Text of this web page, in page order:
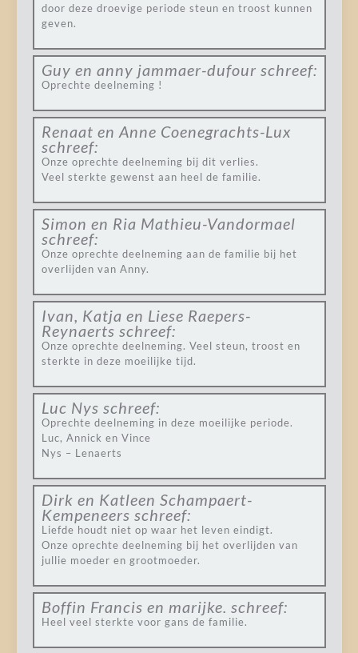
door deze droevige periode steun en troost kunnen
geven.
Guy en anny jammaer-dufour schreef:
Oprechte deelneming !
Renaat en Anne Coenegrachts-Lux
schreef:
Onze oprechte deelneming bij dit verlies.
Veel sterkte gewenst aan heel de familie.
Simon en Ria Mathieu-Vandormael
schreef:
Onze oprechte deelneming aan de familie bij het
overlijden van Anny.
Ivan, Katja en Liese Raepers-
Reynaerts schreef:
Onze oprechte deelneming. Veel steun, troost en
sterkte in deze moeilijke tijd.
Luc Nys schreef:
Oprechte deelneming in deze moeilijke periode.
Luc, Annick en Vince
Nys – Lenaerts
Dirk en Katleen Schampaert-
Kempeneers schreef:
Liefde houdt niet op waar het leven eindigt.
Onze oprechte deelneming bij het overlijden van
jullie moeder en grootmoeder.
Boffin Francis en marijke. schreef:
Heel veel sterkte voor gans de familie.